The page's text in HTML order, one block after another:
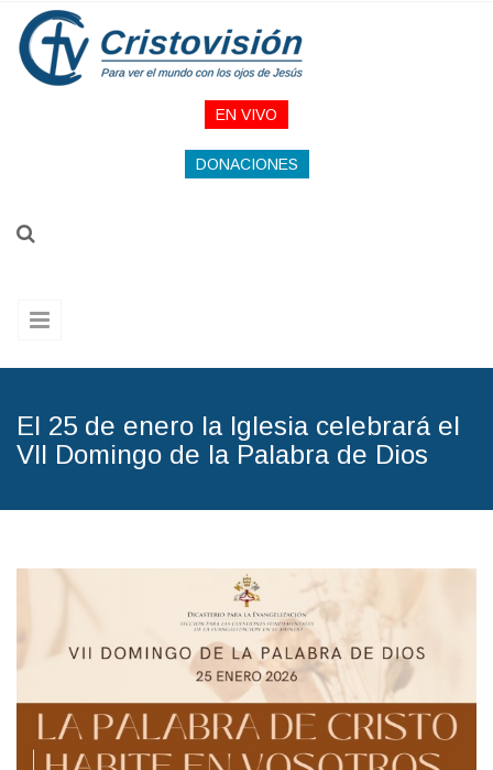
Pasar al contenido principal
EN VIVO
DONACIONES
El 25 de enero la Iglesia celebrará el
VII Domingo de la Palabra de Dios
El 25 de enero la Iglesia celebrará el VII Domingo de la Palabra de